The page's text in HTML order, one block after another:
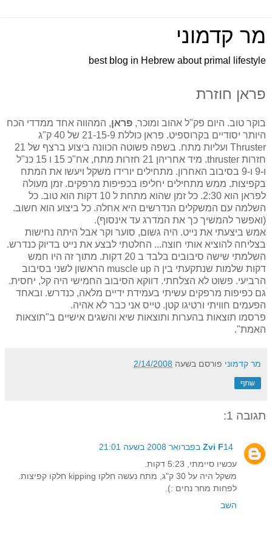
מר קדמוני
best blog in Hebrew about primal lifestyle
פראן חוזרת
בוקר טוב. היום פק"ל אהוב ומוכר, פראן, המהווה אחד ממדדי הכח
היותר יסודיים בקרוספיט. פראן כוללת 21-15-9 של 40 ק"ג
Thruster ועליות מתח. בשפה פשוטה הכוונה ביצוע ברצף של 21
חזרות thruster. מיד אחריהן 21 חזרות מתח, אח"כ 15 ו 15 כנ"ל
ו-9 ו-9 בסיבוב האחרון. מתחילים יורידו משקל ויעשו את המתח
בקפיצות. ממש מתחילים יחליפו בכפיפות מרפקים. זמן מעולה
לפראן הוא 2:30. כל זמן שהוא מתחת ל 10 דקות הוא טוב. כל
השלמה עם המשקלים הנדרשים היא אחלה. כל ביצוע הוא חשוב.
(ואפשר להמשיך כך את המדרג עד אינסוף).
אמש ביצעתי את נייט. היה גשום, סוער וקר אבל היתה נחישות
בצליחה להוציא אותי חוצה... החלטתי לבצע את נייט בדיוק כנדרש.
השלמתי שישה סיבובים בלבד ב 20 דקות. מתוך זה היו חמש
דקות שלמות שנתקעתי בין ה muscle up הראשון לשני בסיבוב
הרביעי. פשוט לא הצלחתי. דווקא הסיבוב החמישי היה קל, יחסית.
גם כפיפות מרפקים עשיתי בעמידת ידיים מלאה, כנדרש. ובאחד
הפעמים חוויתי ורטיגו קטן. טייס אני כבר לא אהיה.
פרסמו תוצאות בהערות ותוצאות שיא והשגים אישיים ב"תוצאות
האמת".
מר קדמוני פורסם בשעה 2/14/2008
שתף
תגובה 1:
Zvi F14 בפברואר 2008 בשעה 21:01
עכשיו סיימתי, 5:23 דקות.
משקל היה על 30 ק"ג, מתח נעשה חלקו kipping חלקו קפיצות.
לפחות מחר נחים :).
השב